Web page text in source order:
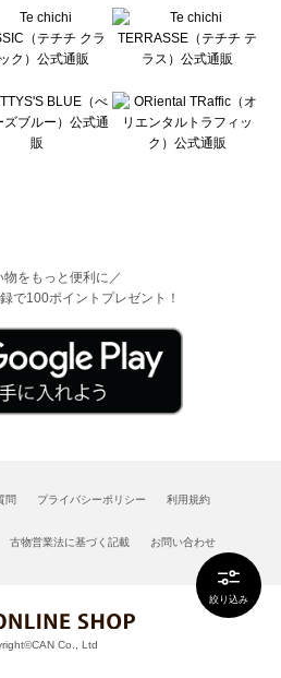
絞り込み
物をもっと便利に／
で100ポイントプレゼント！
問 プライバシーポリシー 利用規約
古物営業法に基づく記載 お問い合わせ
Co., Ltd